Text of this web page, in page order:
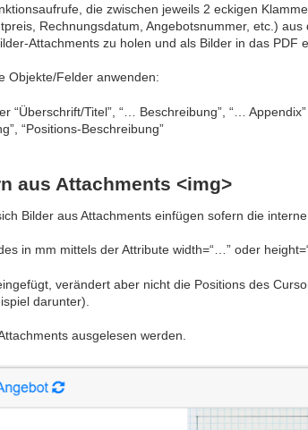
die zwischen jeweils 2 eckigen
Rechnungsdatum, Angebotsnummer, etc.)
Attachments zu holen und als Bilder in das PDF
Objekte/Felder anwenden:
“Überschrift/Titel”, “… Beschreibung”, “… Appendix”
“Positions-Beschreibung”
aus Attachments <img>
Bilder aus Attachments einfügen sofern die
in mm mittels der Attribute width=“…” oder
verändert aber nicht die Positions des
darunter).
ausgelesen werden.